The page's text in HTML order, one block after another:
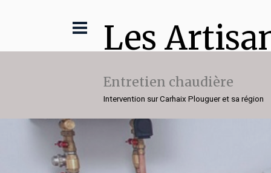
Les
Entretien chaudière
Intervention sur Carhaix Plouguer et sa région